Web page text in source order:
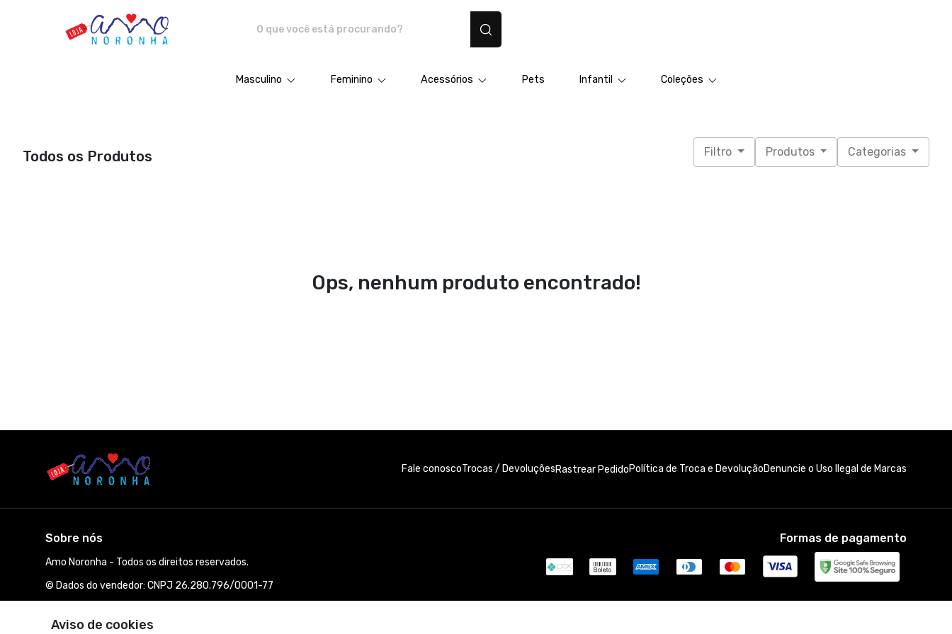
Masculino Feminino Acessórios Pets Infantil Coleções
Todos os Produtos Filtro Produtos Categorias
Ops, nenhum produto encontrado!
Aviso de cookies
Fale conoscoTrocas / DevoluçõesRastrear PedidoPolítica de Troca e DevoluçãoDenuncie o Uso Ilegal de Marcas
Sobre nós
Amo Noronha - Todos os direitos reservados.
© Dados do vendedor: CNPJ 26.280.796/0001-77
Formas de pagamento